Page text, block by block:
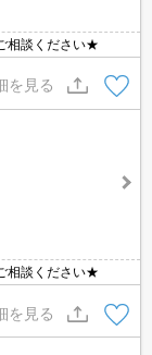
相談ください★
を見る
相談ください★
を見る